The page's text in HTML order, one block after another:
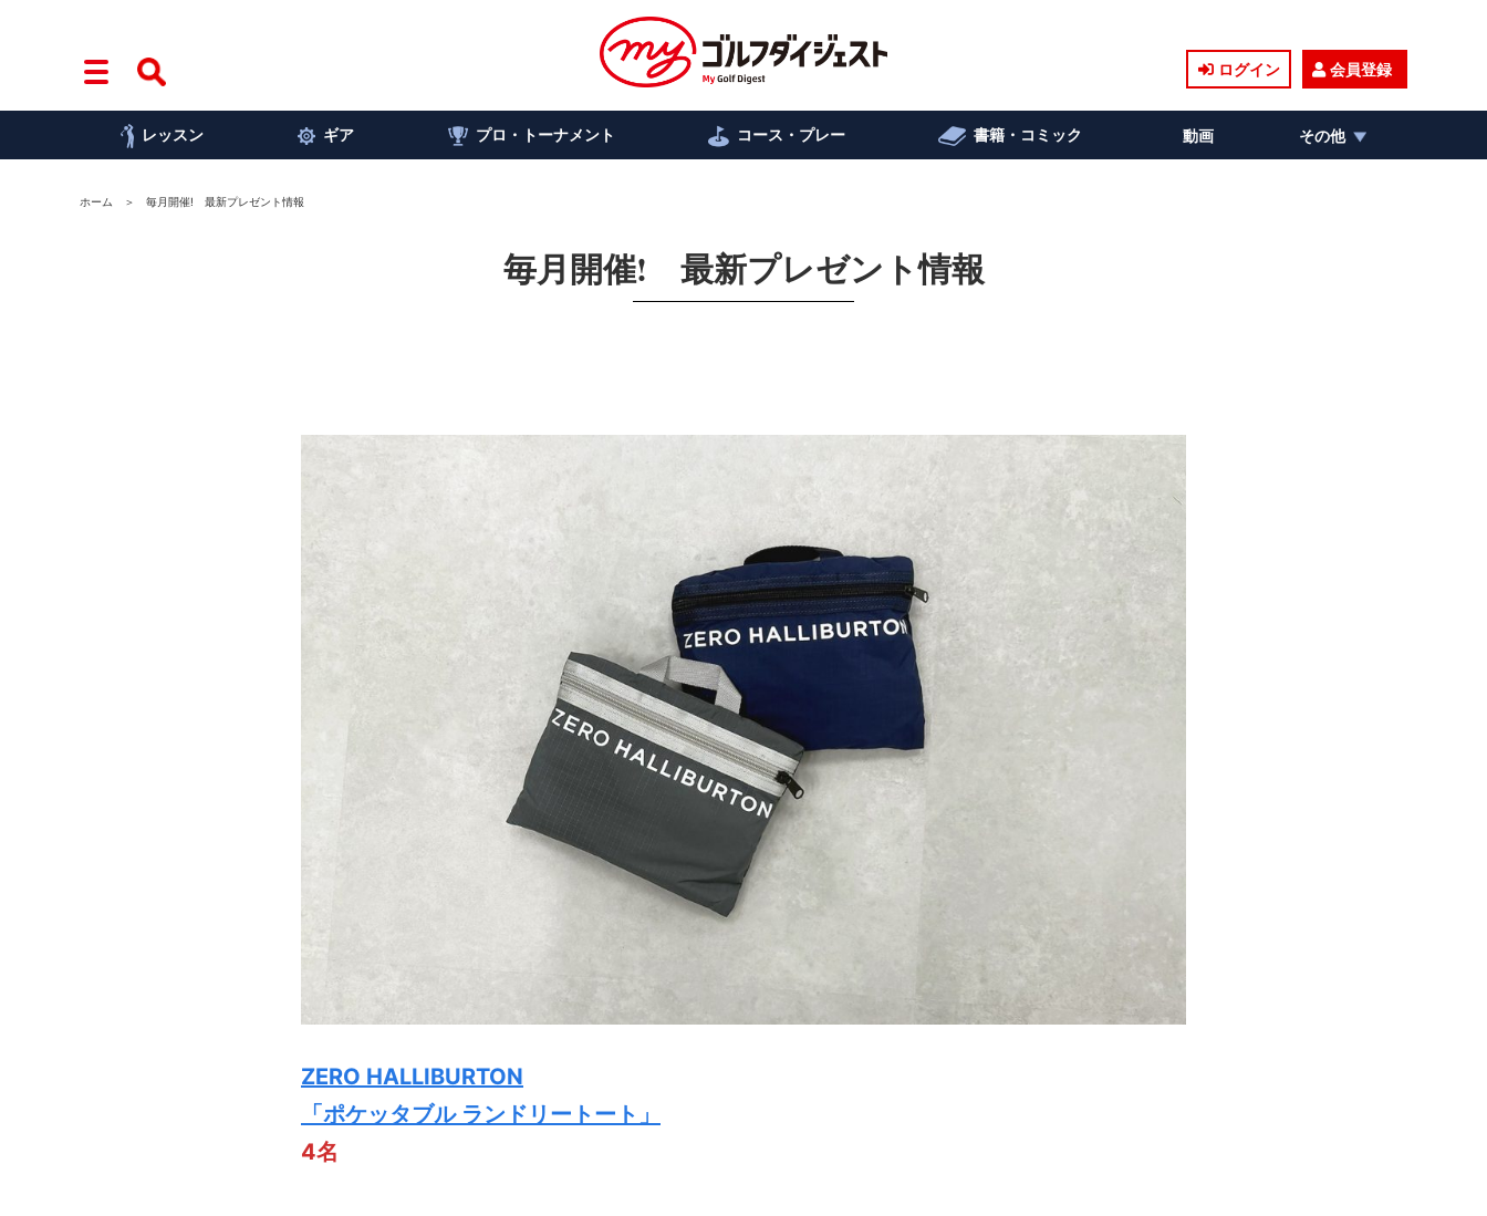
ログイン 会員登録
レッスン ギア プロ・トーナメント コース・プレー 書籍・コミック 動画 その他
ホーム 毎月開催! 最新プレゼント情報
毎月開催! 最新プレゼント情報
ZERO HALLIBURTON
「ポケッタブル ランドリートート」
4名